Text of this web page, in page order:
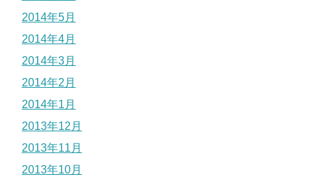
2014年5月
2014年4月
2014年3月
2014年2月
2014年1月
2013年12月
2013年11月
2013年10月